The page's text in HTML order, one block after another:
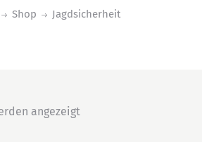
Shop Jagdsicherheit
angezeigt